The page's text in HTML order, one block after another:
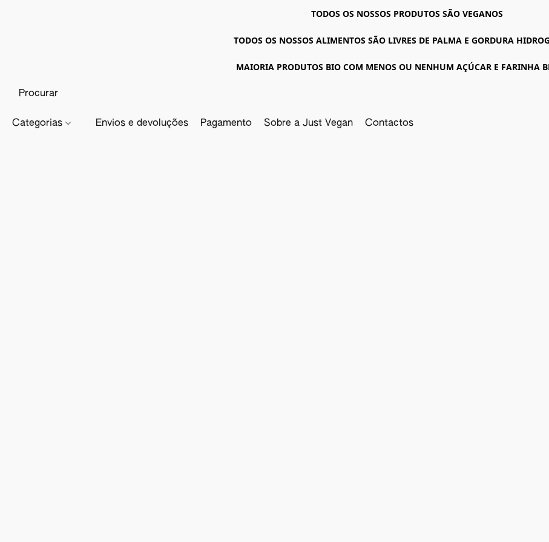
TODOS OS NOSSOS PRODUTOS SÃO VEGANOS
TODOS OS NOSSOS ALIMENTOS SÃO LIVRES DE PALMA E GORDURA
MAIORIA PRODUTOS BIO COM MENOS OU NENHUM AÇÚCAR E FARINHA
Categorias Envios e devoluções Pagamento Sobre a Just Vegan Contactos